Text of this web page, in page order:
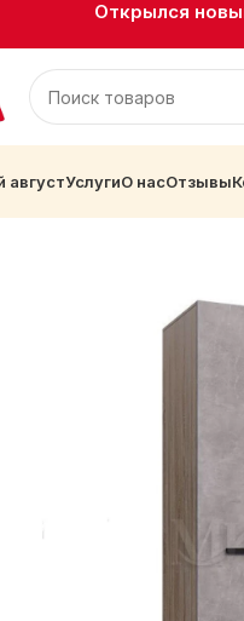
Открылся
УслугиО насОтзывы